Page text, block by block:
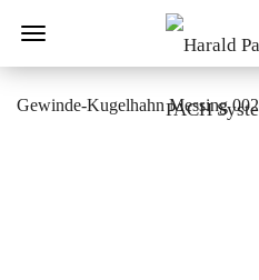
Gewinde-Kugelhahn Messing